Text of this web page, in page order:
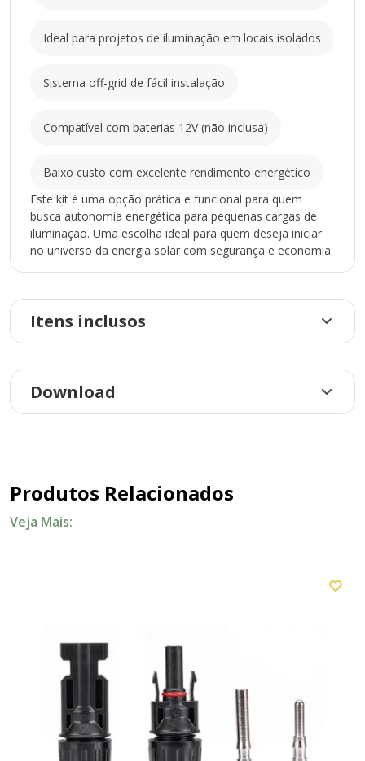
Ideal para projetos de iluminação em locais isolados
Sistema off-grid de fácil instalação
Compatível com baterias 12V (não inclusa)
Baixo custo com excelente rendimento energético
Este kit é uma opção prática e funcional para quem
busca autonomia energética para pequenas cargas de
iluminação. Uma escolha ideal para quem deseja iniciar
no universo da energia solar com segurança e economia.
Itens inclusos
Download
Produtos Relacionados
Veja Mais: